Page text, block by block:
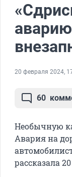
20 февраля 2024,
60
Необычную
Авария на
рассказала